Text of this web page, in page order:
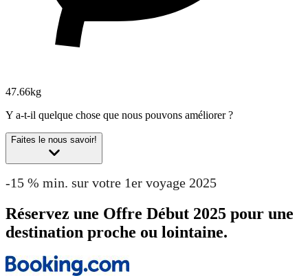
47.66kg
Y a-t-il quelque chose que nous pouvons améliorer ?
Faites le nous savoir!
-15 % min. sur votre 1er voyage 2025
Réservez une Offre Début 2025 pour une
destination proche ou lointaine.